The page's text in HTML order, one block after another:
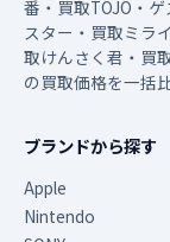
番・買取TOJO・
スター・買取ミラ
取けんさく君・買
の買取価格を一括
ブランドから探す
Apple
Nintendo